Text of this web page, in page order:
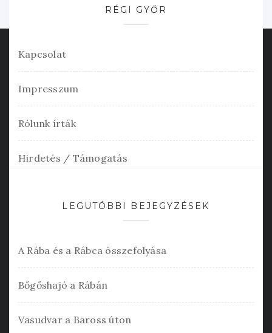
RÉGI GYŐR
Kapcsolat
Impresszum
Rólunk írták
Hirdetés / Támogatás
LEGUTÓBBI BEJEGYZÉSEK
A Rába és a Rábca összefolyása
Bőgőshajó a Rábán
Vasudvar a Baross úton